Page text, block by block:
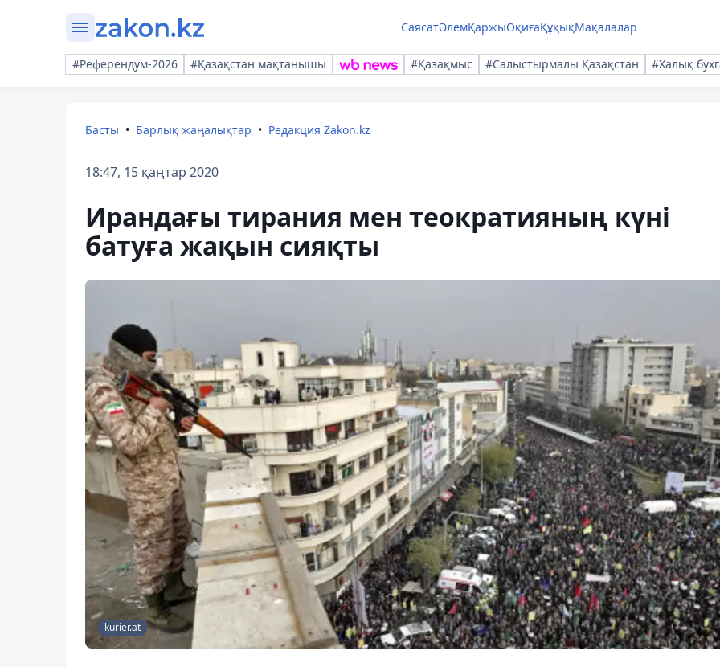
СаясатӘлемҚаржыОқиғаҚұқықМақалалар
#Референдум-2026 #Қазақстан мақтанышы #Қазақмыс #Салыстырмалы Қазақстан #Халық
Басты Барлық жаңалықтар Редакция Zakon.kz
18:47, 15 қаңтар 2020
Ирандағы тирания мен теократияның күні
батуға жақын сияқты
kurier.at